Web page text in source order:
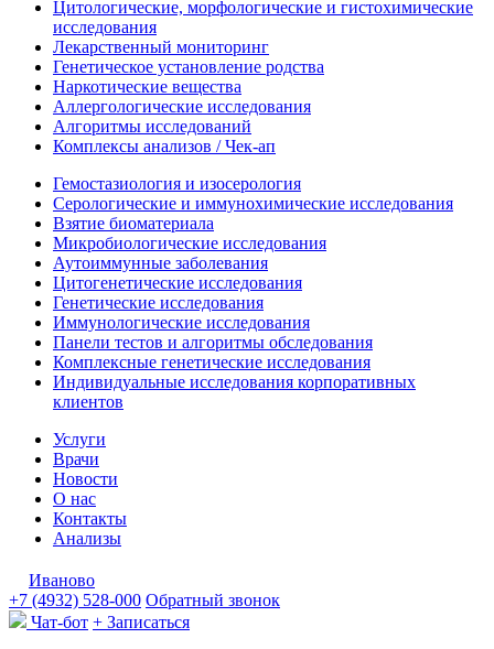
Цитологические, морфологические и гистохимические
исследования
Лекарственный мониторинг
Генетическое установление родства
Наркотические вещества
Аллергологические исследования
Алгоритмы исследований
Комплексы анализов / Чек-ап
Гемостазиология и изосерология
Серологические и иммунохимические исследования
Взятие биоматериала
Микробиологические исследования
Аутоиммунные заболевания
Цитогенетические исследования
Генетические исследования
Иммунологические исследования
Панели тестов и алгоритмы обследования
Комплексные генетические исследования
Индивидуальные исследования корпоративных
клиентов
Услуги
Врачи
Новости
О нас
Контакты
Анализы
Иваново
+7 (4932) 528-000 Обратный звонок
Чат-бот + Записаться